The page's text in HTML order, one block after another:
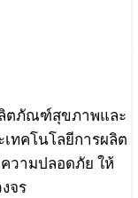
ลิตภัณฑ์สุขภาพและ
ทคโนโลยีการผลิต
วามปลอดภัย ให้
จร